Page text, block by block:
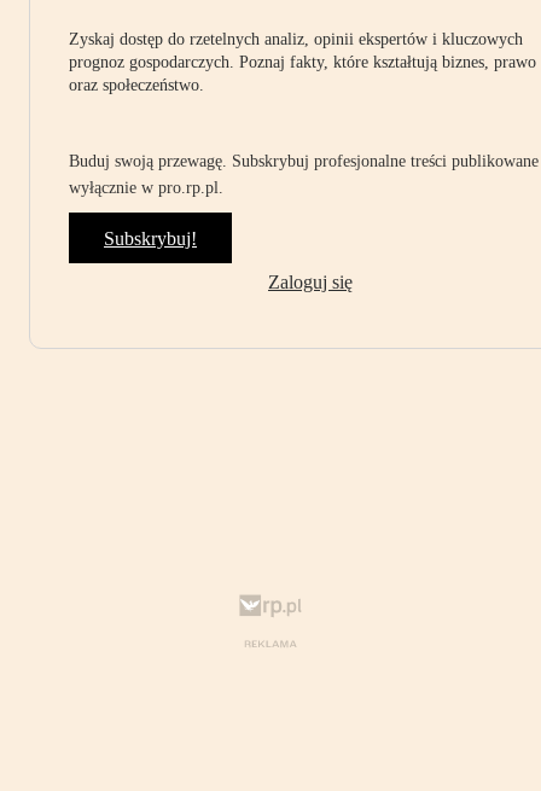
Zyskaj dostęp do rzetelnych analiz, opinii ekspertów i kluczowych
prognoz gospodarczych. Poznaj fakty, które kształtują biznes, prawo
oraz społeczeństwo.
Buduj swoją przewagę. Subskrybuj profesjonalne treści publikowane
wyłącznie w pro.rp.pl.
Subskrybuj!
Zaloguj się